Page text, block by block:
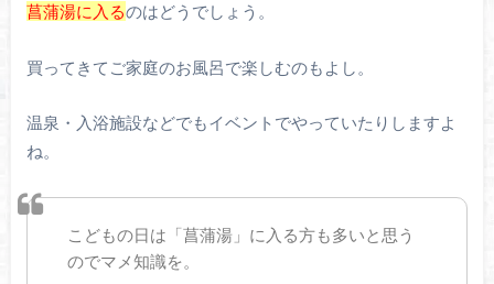
菖蒲湯に入るのはどうでしょう。
買ってきてご家庭のお風呂で楽しむのもよし。
温泉・入浴施設などでもイベントでやっていたりしますよ
ね。
こどもの日は「菖蒲湯」に入る方も多いと思う
のでマメ知識を。